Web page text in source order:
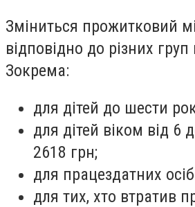
Зміниться прожитковий
відповідно до різних
Зокрема:
для дітей до шести
для дітей віком від 6
2618 грн;
для працездатних
для тих, хто втратив